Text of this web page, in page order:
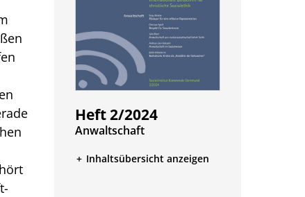
Heft 2/2024
:
Anwaltschaft
Inhaltsübersicht anzeigen